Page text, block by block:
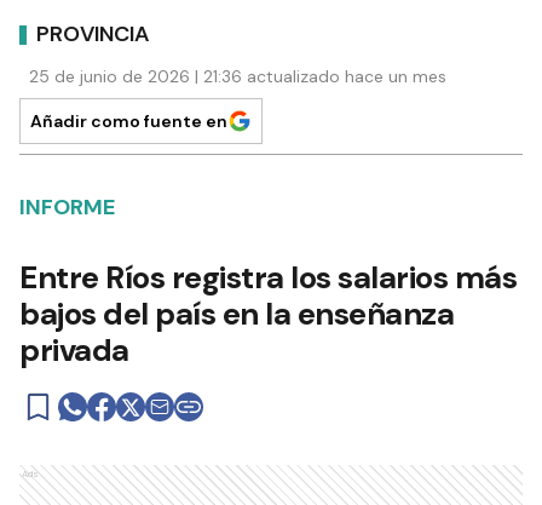
PROVINCIA
25 de junio de 2026 | 21:36 actualizado hace un mes
Añadir como fuente en
INFORME
Entre Ríos registra los salarios más
bajos del país en la enseñanza
privada
Ads